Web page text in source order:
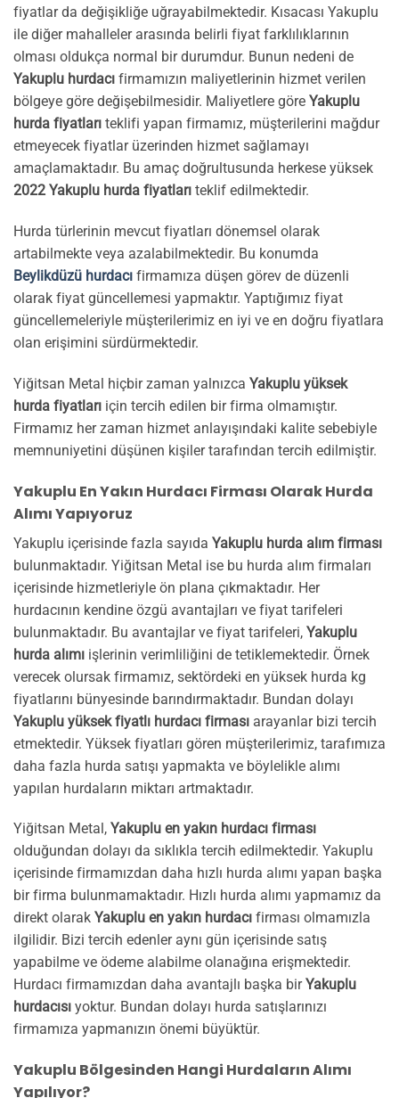
fiyatlar da değişikliğe uğrayabilmektedir. Kısacası Yakuplu
ile diğer mahalleler arasında belirli fiyat farklılıklarının
olması oldukça normal bir durumdur. Bunun nedeni de
Yakuplu hurdacı firmamızın maliyetlerinin hizmet verilen
bölgeye göre değişebilmesidir. Maliyetlere göre Yakuplu
hurda fiyatları teklifi yapan firmamız, müşterilerini mağdur
etmeyecek fiyatlar üzerinden hizmet sağlamayı
amaçlamaktadır. Bu amaç doğrultusunda herkese yüksek
2022 Yakuplu hurda fiyatları teklif edilmektedir.
Hurda türlerinin mevcut fiyatları dönemsel olarak
artabilmekte veya azalabilmektedir. Bu konumda
Beylikdüzü hurdacı firmamıza düşen görev de düzenli
olarak fiyat güncellemesi yapmaktır. Yaptığımız fiyat
güncellemeleriyle müşterilerimiz en iyi ve en doğru fiyatlara
olan erişimini sürdürmektedir.
Yiğitsan Metal hiçbir zaman yalnızca Yakuplu yüksek
hurda fiyatları için tercih edilen bir firma olmamıştır.
Firmamız her zaman hizmet anlayışındaki kalite sebebiyle
memnuniyetini düşünen kişiler tarafından tercih edilmiştir.
Yakuplu En Yakın Hurdacı Firması Olarak Hurda
Alımı Yapıyoruz
Yakuplu içerisinde fazla sayıda Yakuplu hurda alım firması
bulunmaktadır. Yiğitsan Metal ise bu hurda alım firmaları
içerisinde hizmetleriyle ön plana çıkmaktadır. Her
hurdacının kendine özgü avantajları ve fiyat tarifeleri
bulunmaktadır. Bu avantajlar ve fiyat tarifeleri, Yakuplu
hurda alımı işlerinin verimliliğini de tetiklemektedir. Örnek
verecek olursak firmamız, sektördeki en yüksek hurda kg
fiyatlarını bünyesinde barındırmaktadır. Bundan dolayı
Yakuplu yüksek fiyatlı hurdacı firması arayanlar bizi tercih
etmektedir. Yüksek fiyatları gören müşterilerimiz, tarafımıza
daha fazla hurda satışı yapmakta ve böylelikle alımı
yapılan hurdaların miktarı artmaktadır.
Yiğitsan Metal, Yakuplu en yakın hurdacı firması
olduğundan dolayı da sıklıkla tercih edilmektedir. Yakuplu
içerisinde firmamızdan daha hızlı hurda alımı yapan başka
bir firma bulunmamaktadır. Hızlı hurda alımı yapmamız da
direkt olarak Yakuplu en yakın hurdacı firması olmamızla
ilgilidir. Bizi tercih edenler aynı gün içerisinde satış
yapabilme ve ödeme alabilme olanağına erişmektedir.
Hurdacı firmamızdan daha avantajlı başka birYakuplu
hurdacısı yoktur. Bundan dolayı hurda satışlarınızı
firmamıza yapmanızın önemi büyüktür.
Yakuplu Bölgesinden Hangi Hurdaların Alımı
Yapılıyor?